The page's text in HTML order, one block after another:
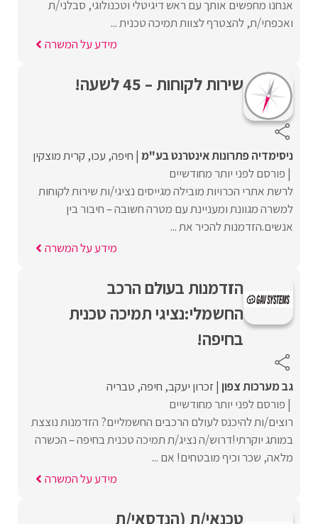
אנחנו מחפשים אותך עם ראש דיגיטלי וטכנולוגי, סבלני/ת
ואכפתי/ת, להצטרף לצוות תמיכה טכנית ...
מידע על המשרה
שירות לקוחות – 45 לשעה!
ניסימדיה פתרונות אינטרנט בע"מ חיפה עכו קרית מוצקין
פורסם לפני יותר מחודשיים
לרשת אתרי הכרויות מובילה מגייסים נציגי/ות שירות לקוחות
למשרה מגוונת ומעניינת עם מטרה חשובה – חיבור בין
אנשים.הזדמנות להכיר את ...
מידע על המשרה
הזדמנות בעולם הרכב
החשמלי:נציגי תמיכה טכנית
בחיפה!
גב מערכות צפון זכרון יעקב חיפה טבריה
פורסם לפני יותר מחודשיים
רוצים/ות להיכנס לעולם הרכבים החשמליים? הזדמנות נוצצת
במותג יוקרתי!דרוש/ה נציג/ת תמיכה טכנית בחיפה – הכשרה
מלאה, שכר וכיף מובטחים! אם ...
מידע על המשרה
טכנאי/ת (הנדסאי/ת